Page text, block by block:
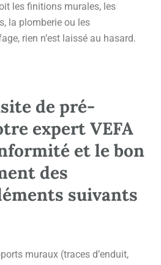
les finitions murales, les
la plomberie ou les
rien n’est laissé au hasard.
de pré-
expert VEFA
et le bon
des
suivants
muraux (traces d’enduit,